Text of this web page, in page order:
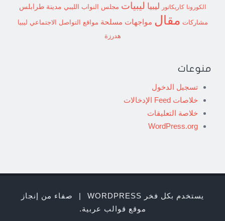
الكورونا كاريكاتور ليبيا ليبيات مجلس النواب الليبي مدينة طرابلس
مشاركات مقال مواجهات مسلحة مواقع التواصل الاجتماعي ليبيا
هدرزة
منوعات
تسجيل الدخول
خلاصات Feed الإدخالات
خلاصة التعليقات
WordPress.org
يستخدم بكل فخر WORDPRESS |
صفاء من إنجاز
موقع قوالب عربية.